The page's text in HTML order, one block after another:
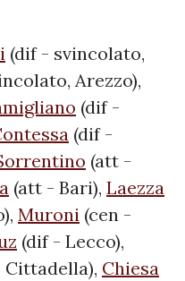
(dif - svincolato,
Arezzo),
(dif -
(dif -
(att -
(att - Bari), Laezza
Muroni (cen -
(dif - Lecco),
Chiesa